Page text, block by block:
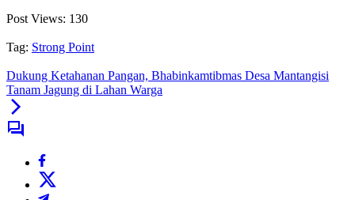
Post Views: 130
Tag: Strong Point
Dukung Ketahanan Pangan, Bhabinkamtibmas Desa Mantangisi
Tanam Jagung di Lahan Warga